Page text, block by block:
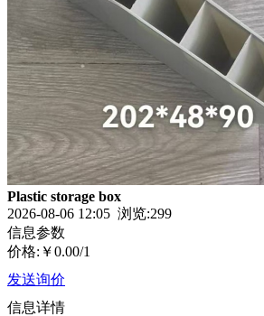
Plastic storage box
2026-08-06 12:05 浏览:299
信息参数
价格: ￥0.00/1
发送询价
信息详情